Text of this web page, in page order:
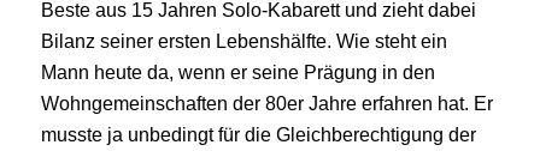
Beste aus 15 Jahren Solo-Kabarett und zieht dabei
Bilanz seiner ersten Lebenshälfte. Wie steht ein
Mann heute da, wenn er seine Prägung in den
Wohngemeinschaften der 80er Jahre erfahren hat. Er
musste ja unbedingt für die Gleichberechtigung der